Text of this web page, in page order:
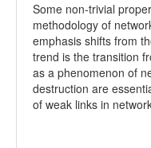
Some non-trivial
methodology of
emphasis shifts from
trend is the transition
as a phenomenon of
destruction are
of weak links in